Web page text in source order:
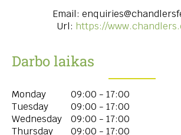
Email:
Url: https://
Darbo laikas
Monday
09:00 - 17:00
Tuesday
09:00 - 17:00
Wednesday
09:00 - 17:00
Thursday
09:00 - 17:00